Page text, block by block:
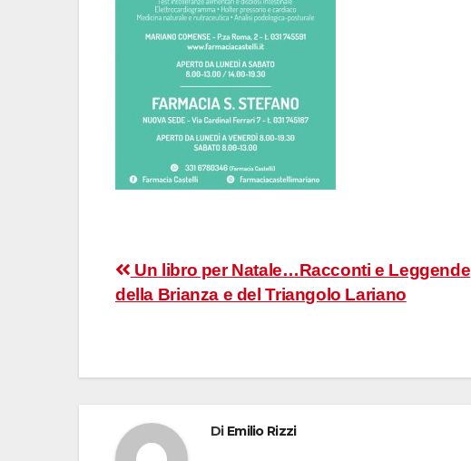
Navigazione
articoli
Un libro per Natale…Racconti e Leggende
della Brianza e del Triangolo Lariano
Di Emilio Rizzi